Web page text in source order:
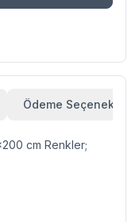
Ödeme Seçenekleri
cm Renkler;